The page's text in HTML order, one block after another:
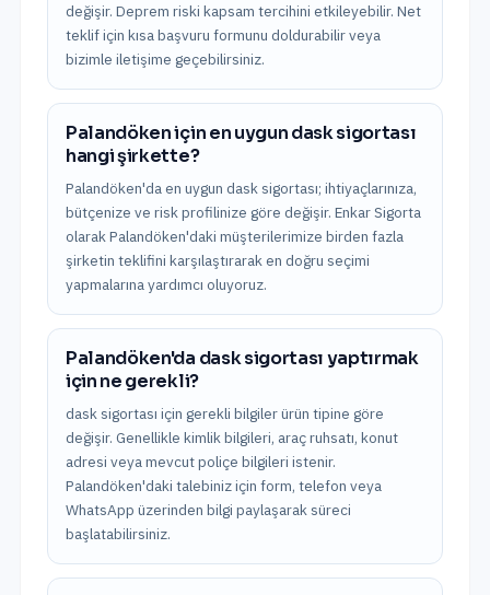
değişir. Deprem riski kapsam tercihini etkileyebilir. Net
teklif için kısa başvuru formunu doldurabilir veya
bizimle iletişime geçebilirsiniz.
Palandöken için en uygun dask sigortası
hangi şirkette?
Palandöken'da en uygun dask sigortası; ihtiyaçlarınıza,
bütçenize ve risk profilinize göre değişir. Enkar Sigorta
olarak Palandöken'daki müşterilerimize birden fazla
şirketin teklifini karşılaştırarak en doğru seçimi
yapmalarına yardımcı oluyoruz.
Palandöken'da dask sigortası yaptırmak
için ne gerekli?
dask sigortası için gerekli bilgiler ürün tipine göre
değişir. Genellikle kimlik bilgileri, araç ruhsatı, konut
adresi veya mevcut poliçe bilgileri istenir.
Palandöken'daki talebiniz için form, telefon veya
WhatsApp üzerinden bilgi paylaşarak süreci
başlatabilirsiniz.